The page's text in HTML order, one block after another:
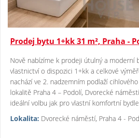
Prodej bytu 1+kk 31 m², Praha -
Nově nabízíme k prodeji útulný a moderní
vlastnictví o dispozici 1+kk a celkové
nachází ve 2. nadzemním podlaží
lokalitě Praha 4 – Podolí, Dvorecké
ideální volbu jak pro vlastní komfortní
Lokalita: Dvorecké náměstí, Praha 4 -